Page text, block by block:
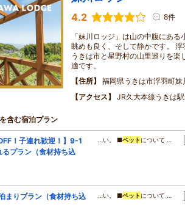
4.2 8件
「妹川ロッジ」は山の中腹にあ
眺めも良く、そして静かです。
うきは市と星野村の山里巡りを楽
適です。
住所
福岡県うきは市浮羽町妹
アクセス
JR久大本線うきは
含む宿泊プラン
！子連れ歓迎！】9-1
プラン（食材持ち込
…い。 ■ペット について …
まりプラン（食材持ち込
…い。 ■ペット について …